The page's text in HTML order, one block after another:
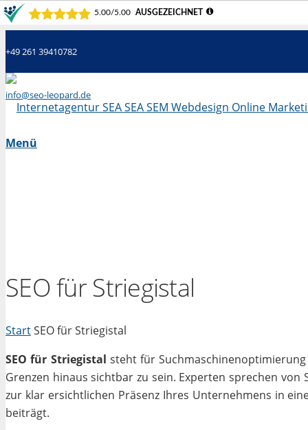
+49 261 39410782
info@seo-leopard.de
Menü
SEO für Striegistal
StartSEO für Striegistal
SEO für Striegistal steht für
Grenzen hinaus sichtbar zu sein. Experten sprechen von
zur klar ersichtlichen Präsenz Ihres Unternehmens in
beiträgt.